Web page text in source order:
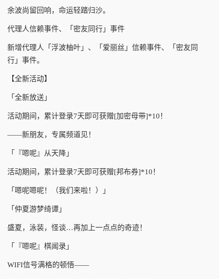
余波尚留回响，命运轻踏归沙。
代理人信赖事件、「密友同行」事件
新增代理人「浮波柚叶」、「爱丽丝」信赖事件、「密友同
行」事件。
【全新活动】
「全新放送」
活动期间，累计登录7天即可获赠[加密母带]*10！
——新朋友，专属频道见！
「『嗯呢』从天降」
活动期间，累计登录7天即可获赠[邦布券]*10！
「嗯呢嗯呢！（我们来啦！）」
「仲夏游梦绮谭」
盛夏，泳装，怪谈…再加上一点点的奇迹！
「『嗯呢』棋闻录」
WIFI信号满格的顿悟——